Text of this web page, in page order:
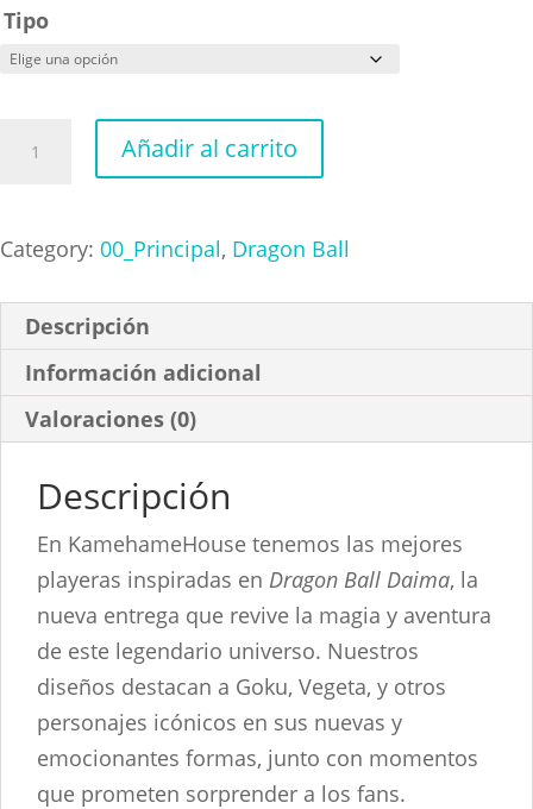
Tipo
cantidad
Añadir al carrito
Category: 00_Principal, Dragon Ball
Descripción
Información adicional
Valoraciones (0)
Descripción
En KamehameHouse tenemos las mejores
playeras inspiradas en Dragon Ball Daima, la
nueva entrega que revive la magia y aventura
de este legendario universo. Nuestros
diseños destacan a Goku, Vegeta, y otros
personajes icónicos en sus nuevas y
emocionantes formas, junto con momentos
que prometen sorprender a los fans.